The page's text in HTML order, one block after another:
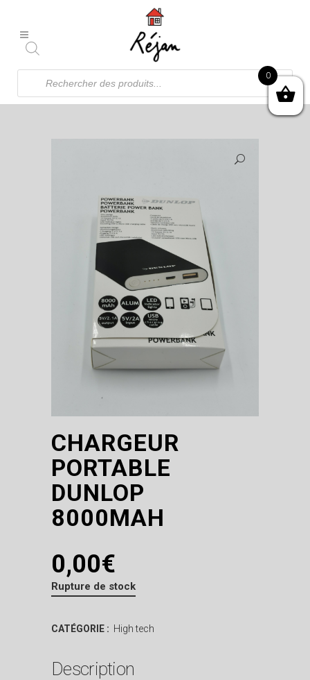
Recherche
produits
CHARGEUR
PORTABLE
DUNLOP
8000MAH
0,00€
Rupture de stock
CATÉGORIE : High tech
Description
0